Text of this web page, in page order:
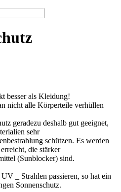
besser als Kleidung!
nicht alle Körperteile verhüllen
geradezu deshalb gut geeignet,
sehr
schützen. Es werden
die stärker
(Sunblocker) sind.
_ Strahlen passieren, so hat ein
Sonnenschutz.